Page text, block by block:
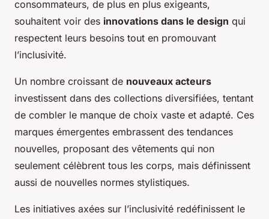
consommateurs, de plus en plus exigeants,
souhaitent voir des innovations dans le design qui
respectent leurs besoins tout en promouvant
l’inclusivité.
Un nombre croissant de nouveaux acteurs
investissent dans des collections diversifiées, tentant
de combler le manque de choix vaste et adapté. Ces
marques émergentes embrassent des tendances
nouvelles, proposant des vêtements qui non
seulement célèbrent tous les corps, mais définissent
aussi de nouvelles normes stylistiques.
Les initiatives axées sur l’inclusivité redéfinissent le